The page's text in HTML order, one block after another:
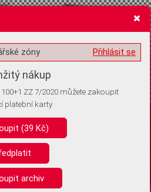
volitelných informací
ukládat žádné informace
vás ale požádali o souhlas s
jedná o stejné zařízení, a
Přihlásit se
zóny
nákup
ZZ 7/2020 můžete zakoupit
platební karty
(39 Kč)
archiv